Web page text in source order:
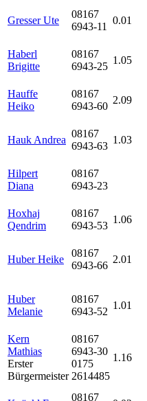
Gresser Ute
08167
6943-11
0.01
Haberl
Brigitte
08167
6943-25
1.05
Hauffe
Heiko
08167
6943-60
2.09
Hauk Andrea
08167
6943-63
1.03
Hilpert
Diana
08167
6943-23
Hoxhaj
Qendrim
08167
6943-53
1.06
Huber Heike
08167
6943-66
2.01
Huber
Melanie
08167
6943-52
1.01
Kern
Mathias
Erster
Bürgermeister
08167
6943-30
0175
2614485
1.16
08167